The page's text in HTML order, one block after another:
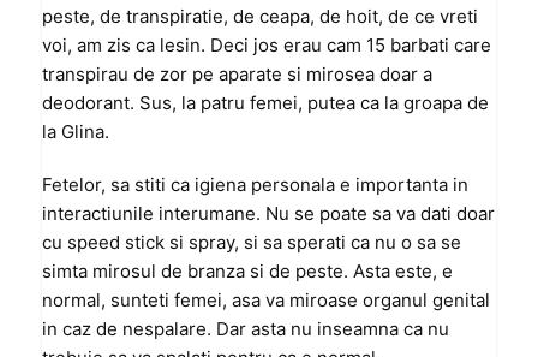
peste, de transpiratie, de ceapa, de hoit, de ce vreti
voi, am zis ca lesin. Deci jos erau cam 15 barbati care
transpirau de zor pe aparate si mirosea doar a
deodorant. Sus, la patru femei, putea ca la groapa de
la Glina.
Fetelor, sa stiti ca igiena personala e importanta in
interactiunile interumane. Nu se poate sa va dati doar
cu speed stick si spray, si sa sperati ca nu o sa se
simta mirosul de branza si de peste. Asta este, e
normal, sunteti femei, asa va miroase organul genital
in caz de nespalare. Dar asta nu inseamna ca nu